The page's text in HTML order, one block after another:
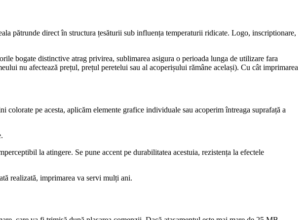
pătrunde direct în structura țesăturii sub influența temperaturii ridicate. Logo, inscriptionare,
bogate distinctive atrag privirea, sublimarea asigura o perioada lunga de utilizare fara
nu afectează prețul, prețul peretelui sau al acoperișului rămâne același). Cu cât imprimarea
pe acesta, aplicăm elemente grafice individuale sau acoperim întreaga suprafață a
la atingere. Se pune accent pe durabilitatea acestuia, rezistența la efectele
realizată, imprimarea va servi mulți ani.